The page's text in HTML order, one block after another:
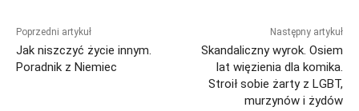
Poprzedni artykuł
Jak niszczyć życie innym.
Poradnik z Niemiec
Następny artykuł
Skandaliczny wyrok. Osiem
lat więzienia dla komika.
Stroił sobie żarty z LGBT,
murzynów i żydów